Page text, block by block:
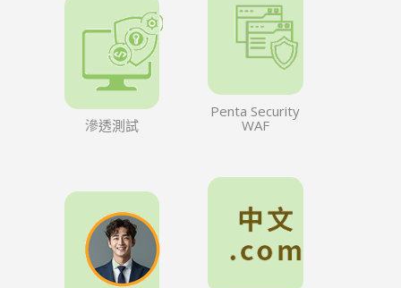
滲透測試
Penta Security
WAF